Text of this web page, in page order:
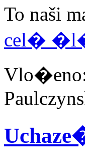
To naši
cel�